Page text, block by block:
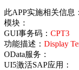
此APP实施相关信息：
模块：
GUI事务码： CPT3
功能描述： Display
OData服务：
UI5激活SAP应用：